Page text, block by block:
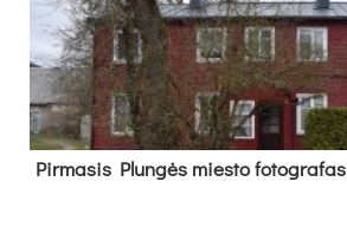
Pir­ma­sis Plun­gės mies­to fo­tog­ra­fas